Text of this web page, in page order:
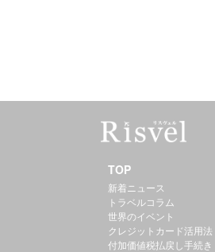
TOP
新着ニュース
トラベルコラム
世界のイベント
クレジットカード活用法
付加価値税払戻し手続き